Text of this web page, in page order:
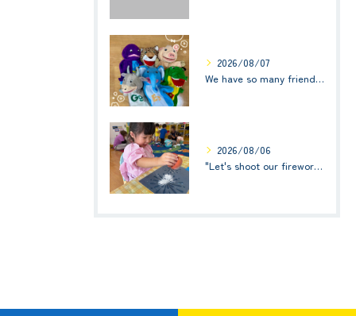
2026/08/07
We have so many friends in this classroom! (お友達いっぱい！)Small Kids☆1歳児クラス
2026/08/06
"Let's shoot our fireworks!" (みんなで花火を打ち上げよう！) ☆ Preschool (2歳児クラス)